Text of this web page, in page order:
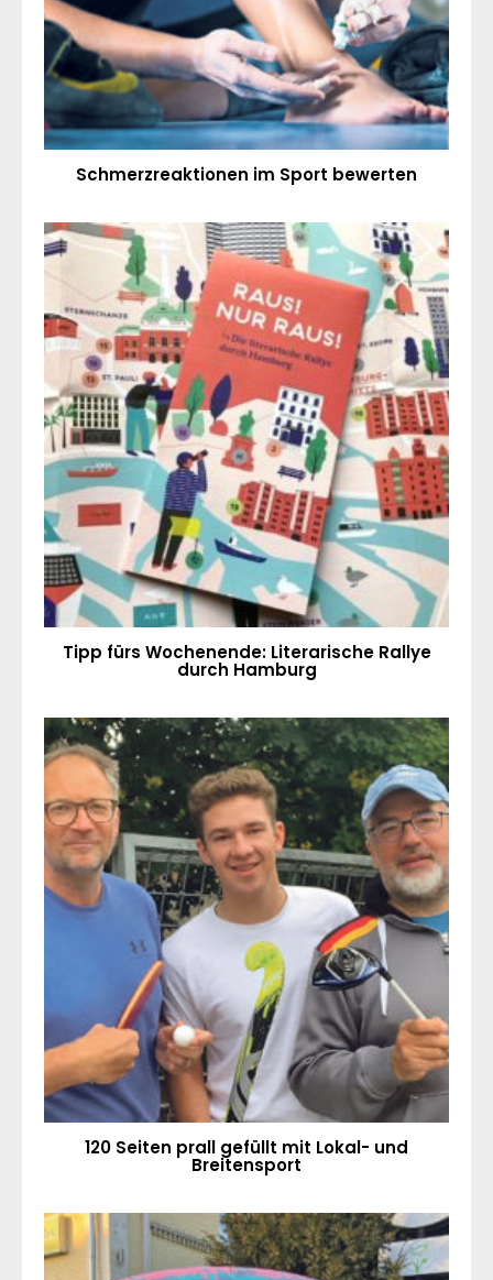
Schmerzreaktionen im Sport bewerten
Tipp fürs Wochenende: Literarische Rallye
durch Hamburg
120 Seiten prall gefüllt mit Lokal- und
Breitensport